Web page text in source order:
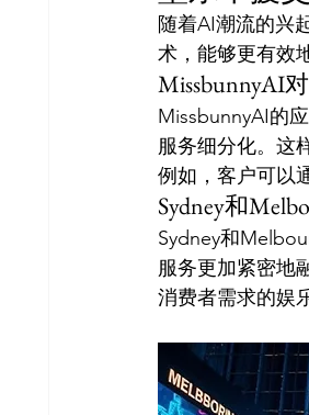
随着AI潮流的兴
术，能够更有效
MissbunnyAI
MissbunnyAI的
服务细分化。这
例如，客户可以
Sydney和
Sydney和
服务更加紧密地
消费者需求的娱